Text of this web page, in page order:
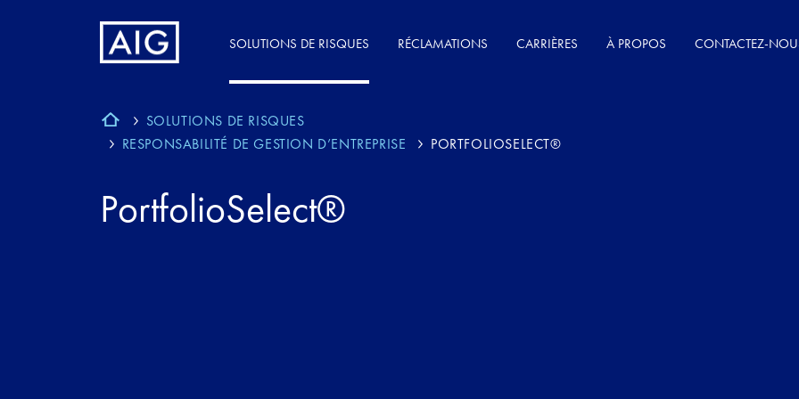
SOLUTIONS DE RISQUES RÉCLAMATIONS CARRIÈRES À PROPOS CONTACTEZ-
SOLUTIONS DE RISQUES
RESPONSABILITÉ DE GESTION D’ENTREPRISE
PORTFOLIOSELECT®
PortfolioSelect®